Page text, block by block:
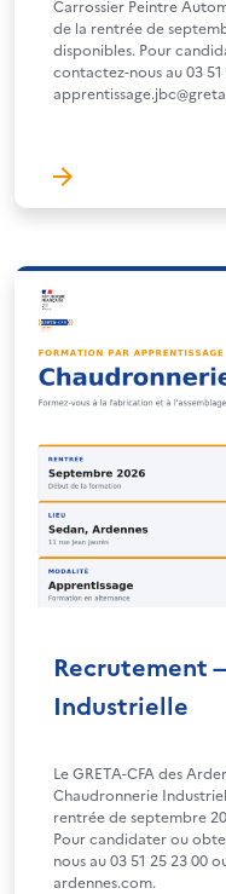
Carrossier Peintre
de la rentrée de
disponibles. Pour
contactez-nous au 03
Recrutement
Industrielle
Le GRETA-CFA des
Chaudronnerie
rentrée de septembre
Pour candidater ou
nous au 03 51 25 23 00
ardennes.com.